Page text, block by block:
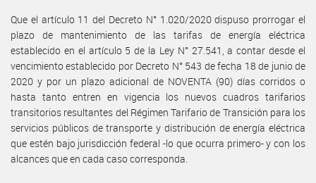
Que el artículo 11 del Decreto N° 1.020/2020 dispuso prorrogar el
plazo de mantenimiento de las tarifas de energía eléctrica
establecido en el artículo 5 de la Ley N° 27.541, a contar desde el
vencimiento establecido por Decreto N° 543 de fecha 18 de junio de
2020 y por un plazo adicional de NOVENTA (90) días corridos o
hasta tanto entren en vigencia los nuevos cuadros tarifarios
transitorios resultantes del Régimen Tarifario de Transición para los
servicios públicos de transporte y distribución de energía eléctrica
que estén bajo jurisdicción federal -lo que ocurra primero- y con los
alcances que en cada caso corresponda.